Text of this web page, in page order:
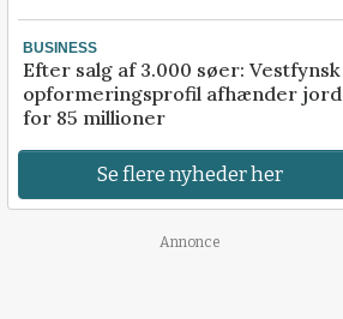
BUSINESS
Efter salg af 3.000 søer: Vestfynsk
opformeringsprofil afhænder jord
for 85 millioner
Se flere nyheder her
Annonce